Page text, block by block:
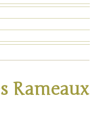
Rameaux